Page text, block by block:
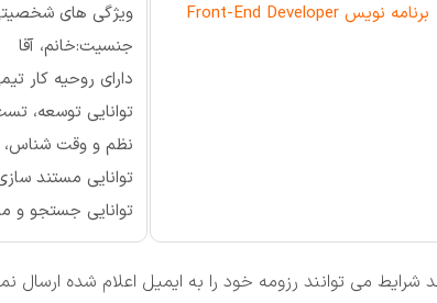
برنامه نویس Front-End Developer
ویژگی های
جنسیت:خانم، آقا
دارای روحیه کار
توانایی توسعه،
نظم و وقت شناس،
توانایی مستند
توانایی جستجو و
شرایط می توانند رزومه خود را به ایمیل اعلام شده ارسال